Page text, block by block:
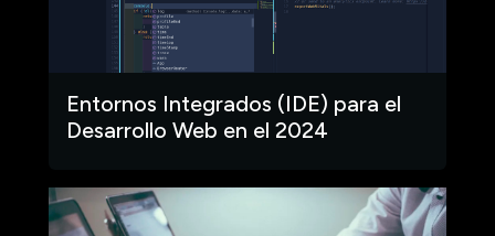
Entornos Integrados (IDE) para el
Desarrollo Web en el 2024